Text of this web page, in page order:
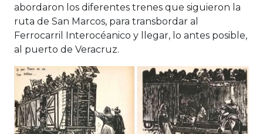
abordaron los diferentes trenes que siguieron la
ruta de San Marcos, para transbordar al
Ferrocarril Interocéanico y llegar, lo antes posible,
al puerto de Veracruz.